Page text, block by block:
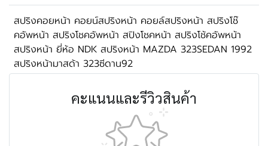
สปริงคอยหน้า คอยน์สปริงหน้า คอยล์สปริงหน้า สปริงโช๊
คอัพหน้า สปริงโชคอัพหน้า สปิงโชคหน้า สปริงโช้คอัพหน้า
สปริงหน้า ยี่ห้อ NDK สปริงหน้า MAZDA 323SEDAN 1992
สปริงหน้ามาสด้า 323ซีดาน92
คะแนนและรีวิวสินค้า